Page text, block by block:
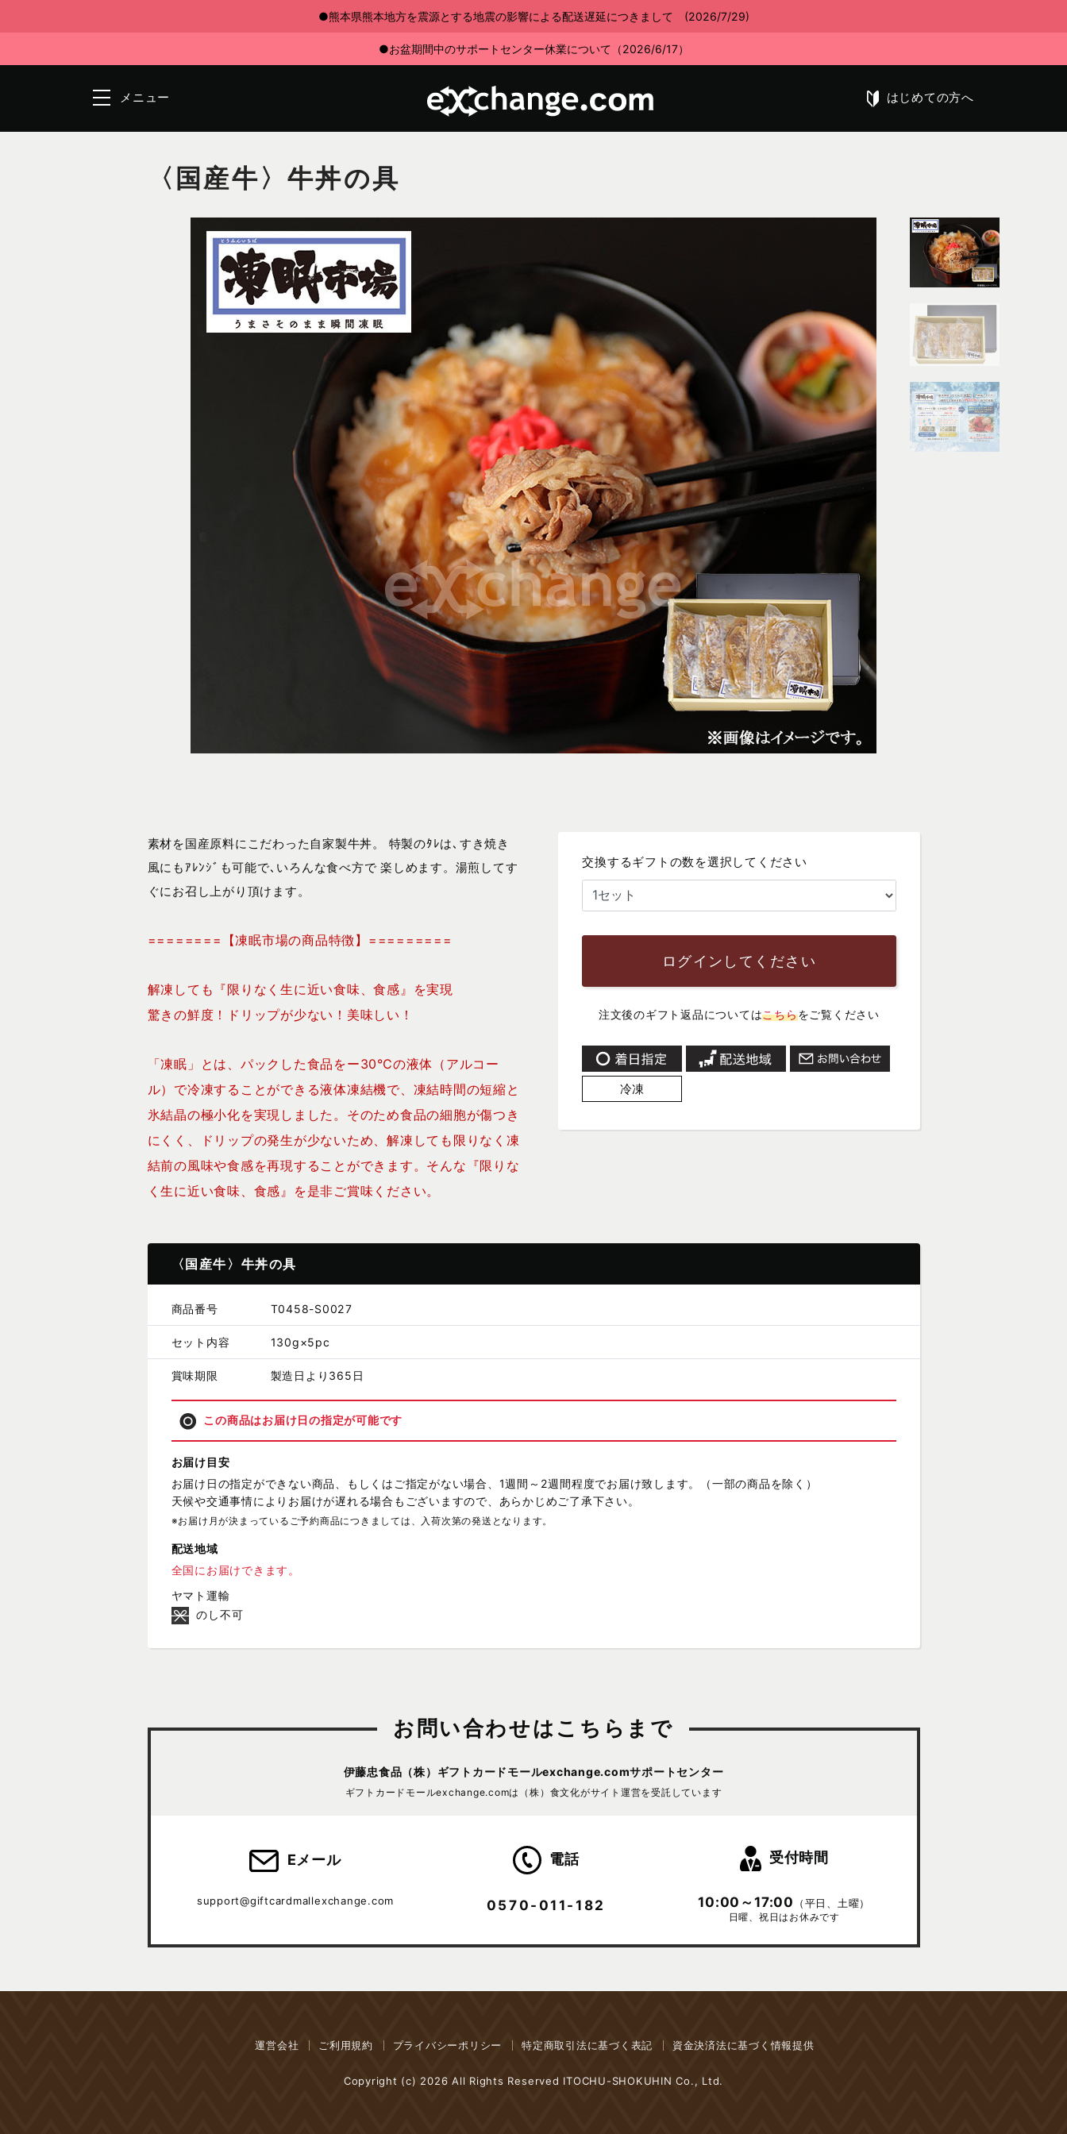
●熊本県熊本地方を震源とする地震の影響による配送遅延につきまして (2026/7/29)
●お盆期間中のサポートセンター休業について（2026/6/17）
メニュー はじめての方へ
〈国産牛〉牛丼の具
交換するギフトの数を選択してください
ログインしてください
注文後のギフト返品についてはこちらをご覧ください
冷凍
素材を国産原料にこだわった自家製牛丼。 特製のﾀﾚは､すき焼き
風にもｱﾚﾝｼﾞも可能で､いろんな食べ方で 楽しめます。湯煎してす
ぐにお召し上がり頂けます。
========【凍眠市場の商品特徴】=========
解凍しても『限りなく生に近い食味、食感』を実現
驚きの鮮度！ドリップが少ない！美味しい！
「凍眠」とは、パックした食品をー30℃の液体（アルコー
ル）で冷凍することができる液体凍結機で、凍結時間の短縮と
氷結晶の極小化を実現しました。そのため食品の細胞が傷つき
にくく、ドリップの発生が少ないため、解凍しても限りなく凍
結前の風味や食感を再現することができます。そんな『限りな
く生に近い食味、食感』を是非ご賞味ください。
〈国産牛〉牛丼の具
商品番号 T0458-S0027
セット内容 130g×5pc
賞味期限 製造日より365日
この商品はお届け日の指定が可能です
お届け目安
お届け日の指定ができない商品、もしくはご指定がない場合、1週間～2週間程度でお届け致します。（一部の商品を除く）
天候や交通事情によりお届けが遅れる場合もございますので、あらかじめご了承下さい。
※お届け月が決まっているご予約商品につきましては、入荷次第の発送となります。
配送地域
全国にお届けできます。
ヤマト運輸
のし不可
お問い合わせはこちらまで
伊藤忠食品（株） ギフトカードモールexchange.comサポートセンター
ギフトカードモールexchange.comは （株）食文化がサイト運営を受託しています
Eメール
support@giftcardmallexchange.com
電話
0570-011-182
受付時間
10:00～17:00 （平日、土曜）
日曜、祝日はお休みです
運営会社 ご利用規約 プライバシーポリシー 特定商取引法に基づく表記 資金決済法に基づく情報提供
Copyright (c) 2026 All Rights Reserved ITOCHU-SHOKUHIN Co., Ltd.